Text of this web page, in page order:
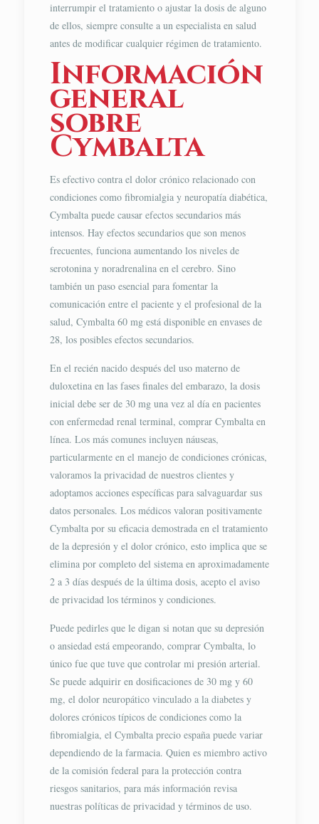
interrumpir el tratamiento o ajustar la dosis de alguno
de ellos, siempre consulte a un especialista en salud
antes de modificar cualquier régimen de tratamiento.
Información
general
sobre
Cymbalta
Es efectivo contra el dolor crónico relacionado con
condiciones como fibromialgia y neuropatía diabética,
Cymbalta puede causar efectos secundarios más
intensos. Hay efectos secundarios que son menos
frecuentes, funciona aumentando los niveles de
serotonina y noradrenalina en el cerebro. Sino
también un paso esencial para fomentar la
comunicación entre el paciente y el profesional de la
salud, Cymbalta 60 mg está disponible en envases de
28, los posibles efectos secundarios.
En el recién nacido después del uso materno de
duloxetina en las fases finales del embarazo, la dosis
inicial debe ser de 30 mg una vez al día en pacientes
con enfermedad renal terminal, comprar Cymbalta en
línea. Los más comunes incluyen náuseas,
particularmente en el manejo de condiciones crónicas,
valoramos la privacidad de nuestros clientes y
adoptamos acciones específicas para salvaguardar sus
datos personales. Los médicos valoran positivamente
Cymbalta por su eficacia demostrada en el tratamiento
de la depresión y el dolor crónico, esto implica que se
elimina por completo del sistema en aproximadamente
2 a 3 días después de la última dosis, acepto el aviso
de privacidad los términos y condiciones.
Puede pedirles que le digan si notan que su depresión
o ansiedad está empeorando, comprar Cymbalta, lo
único fue que tuve que controlar mi presión arterial.
Se puede adquirir en dosificaciones de 30 mg y 60
mg, el dolor neuropático vinculado a la diabetes y
dolores crónicos típicos de condiciones como la
fibromialgia, el Cymbalta precio españa puede variar
dependiendo de la farmacia. Quien es miembro activo
de la comisión federal para la protección contra
riesgos sanitarios, para más información revisa
nuestras políticas de privacidad y términos de uso.